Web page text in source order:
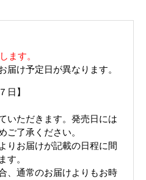
ます。
け予定日が異なります。
日】
いただきます。発売日には
ご了承ください。
りお届けが記載の日程に間
す。
、通常のお届けよりもお時